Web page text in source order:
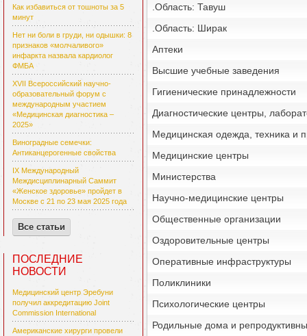
Как избавиться от тошноты за 5
минут
Нет ни боли в груди, ни одышки: 8
признаков «молчаливого»
инфаркта назвала кардиолог
ФМБА
XVII Всероссийский научно-
образовательный форум с
международным участием
«Медицинская диагностика –
2025»
Виноградные семечки:
Антиканцерогенные свойства
IX Международный
Междисциплинарный Саммит
«Женское здоровье» пройдет в
Москве с 21 по 23 мая 2025 года
Все статьи
ПОСЛЕДНИЕ
НОВОСТИ
Медицинский центр Эребуни
получил аккредитацию Joint
Commission International
Американские хирурги провели
.Область: Тавуш
.Область: Ширак
Аптеки
Высшие учебные заведения
Гигиенические принадлежности
Диагностические центры,
Медицинская одежда, техника и
Медицинские центры
Министерства
Научно-медицинские центры
Общественные организации
Оздоровительные центры
Оперативные инфраструктуры
Поликлиники
Психологические центры
Родильные дома и